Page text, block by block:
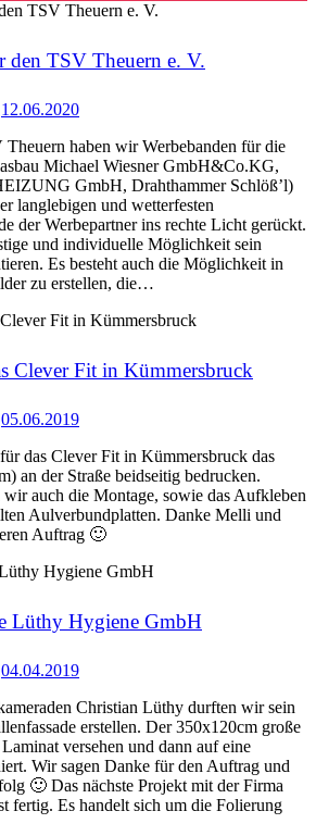
den TSV Theuern e. V.
12.06.2020
haben wir Werbebanden für die
Michael Wiesner GmbH&Co.KG,
GmbH, Drahthammer Schlöß’l)
langlebigen und wetterfesten
der Werbepartner ins rechte Licht gerückt.
und individuelle Möglichkeit sein
Es besteht auch die Möglichkeit in
zu erstellen, die…
Clever Fit in Kümmersbruck
05.06.2019
das Clever Fit in Kümmersbruck das
an der Straße beidseitig bedrucken.
auch die Montage, sowie das Aufkleben
Aulverbundplatten. Danke Melli und
Auftrag 🙂
Lüthy Hygiene GmbH
04.04.2019
Christian Lüthy durften wir sein
erstellen. Der 350x120cm große
versehen und dann auf eine
Wir sagen Danke für den Auftrag und
🙂 Das nächste Projekt mit der Firma
fertig. Es handelt sich um die Folierung